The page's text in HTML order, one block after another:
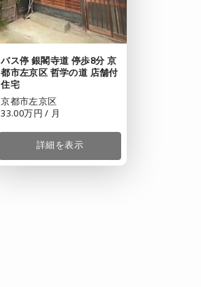
バス停 銀閣寺道 停歩8分 京
都市左京区 哲学の道 店舗付
住宅
京都市左京区
33.00万円 / 月
詳細を表示